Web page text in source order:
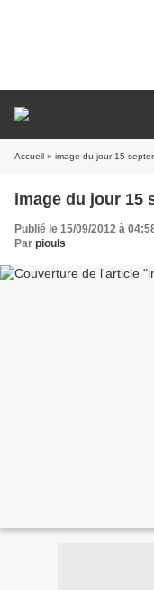
Accueil » image du jour 15
image du jour 15
Publié le 15/09/2012 à
Par piouls